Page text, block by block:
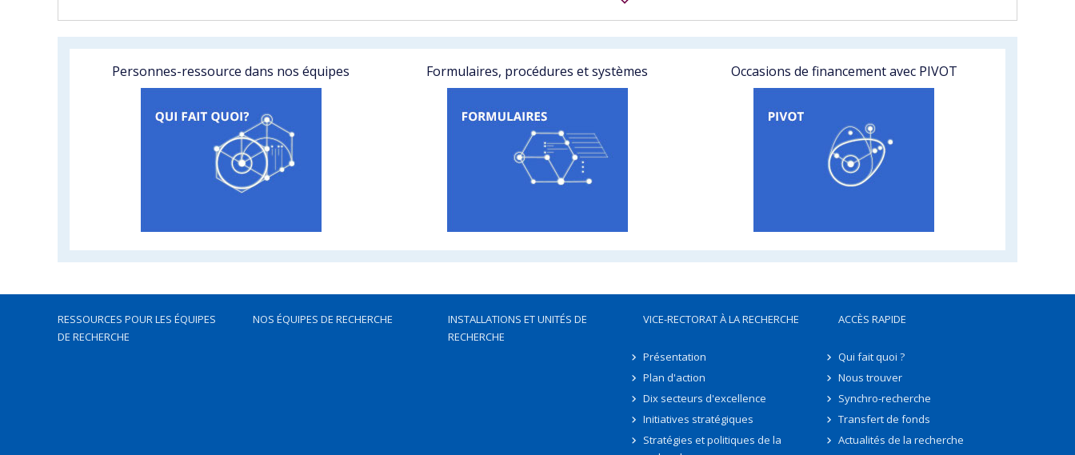
Personnes-ressource dans nos équipes Formulaires, procédures et systèmes Occasions de financement avec PIVOT
RESSOURCES POUR LES ÉQUIPES
DE RECHERCHE
NOS ÉQUIPES DE RECHERCHE
INSTALLATIONS ET UNITÉS DE
RECHERCHE
VICE-RECTORAT À LA RECHERCHE
Présentation
Plan d'action
Dix secteurs d'excellence
Initiatives stratégiques
Stratégies et politiques de la
ACCÈS RAPIDE
Qui fait quoi ?
Nous trouver
Synchro-recherche
Transfert de fonds
Actualités de la recherche